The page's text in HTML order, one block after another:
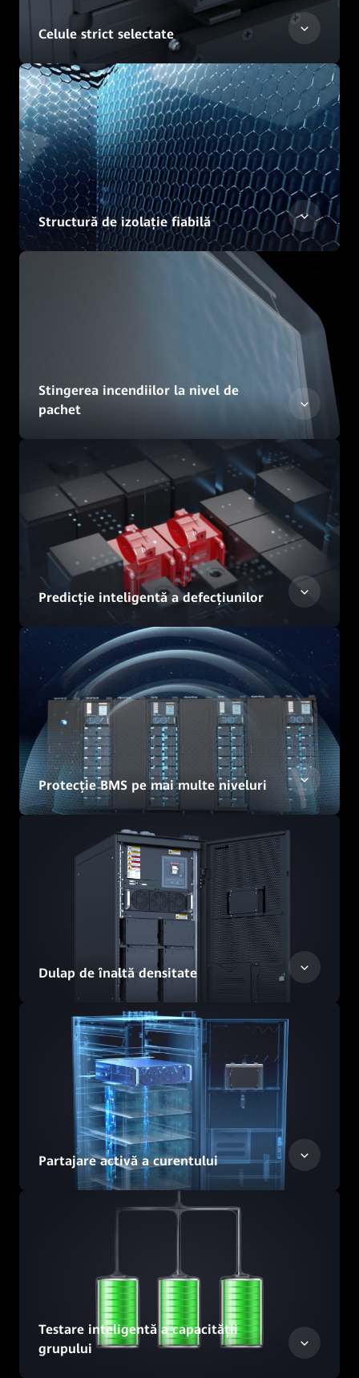
Celule strict selectate
Structură de izolație fiabilă
Stingerea incendiilor la nivel de
pachet
Predicție inteligentă a defecțiunilor
Protecție BMS pe mai multe niveluri
Dulap de înaltă densitate
Partajare activă a curentului
Testare inteligentă a capacității
grupului